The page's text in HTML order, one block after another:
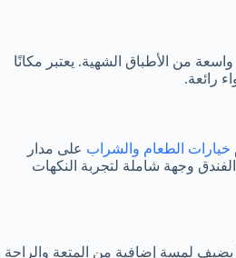
من الأطباق الشهية. يعتبر مكانًا
رائعة.
خيارات الطعام والشراب على مدار
وجهة شاملة لتجربة النكهات
يضيف لمسة إضافية من المتعة والراحة